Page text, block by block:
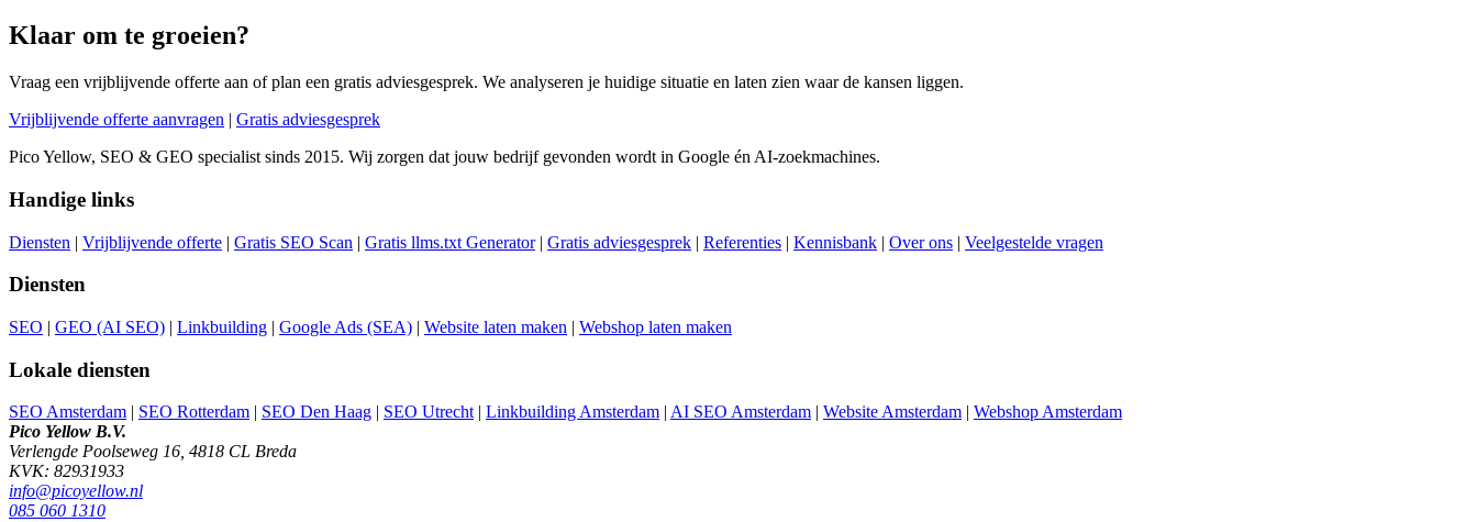
Klaar om te groeien?
Vraag een vrijblijvende offerte aan of plan een gratis adviesgesprek. We analyseren je huidige situatie en laten zien waar de kansen liggen.
Vrijblijvende offerte aanvragen | Gratis adviesgesprek
Pico Yellow, SEO & GEO specialist sinds 2015. Wij zorgen dat jouw bedrijf gevonden wordt in Google én AI-zoekmachines.
Handige links
Diensten | Vrijblijvende offerte | Gratis SEO Scan | Gratis llms.txt Generator| Gratis adviesgesprek | Referenties | Kennisbank | Over ons | Veelgestelde vragen
Diensten
SEO | GEO (AI SEO) | Linkbuilding | Google Ads (SEA) | Website laten maken | Webshop laten maken
Lokale diensten
SEO Amsterdam | SEO Rotterdam | SEO Den Haag | SEO Utrecht| Linkbuilding Amsterdam | AI SEO Amsterdam | Website Amsterdam | Webshop Amsterdam
Pico Yellow B.V.
Verlengde Poolseweg 16, 4818 CL Breda
KVK: 82931933
info@picoyellow.nl
085 060 1310